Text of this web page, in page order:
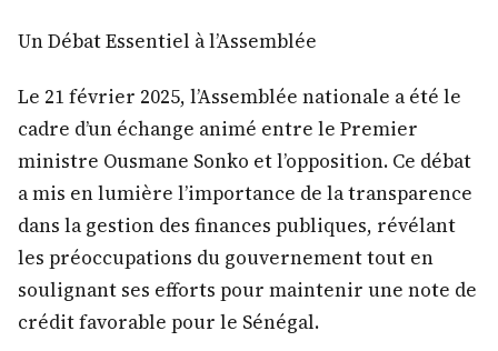
Un Débat Essentiel à l’Assemblée
Le 21 février 2025, l’Assemblée nationale a été le
cadre d’un échange animé entre le Premier
ministre Ousmane Sonko et l’opposition. Ce débat
a mis en lumière l’importance de la transparence
dans la gestion des finances publiques, révélant
les préoccupations du gouvernement tout en
soulignant ses efforts pour maintenir une note de
crédit favorable pour le Sénégal.